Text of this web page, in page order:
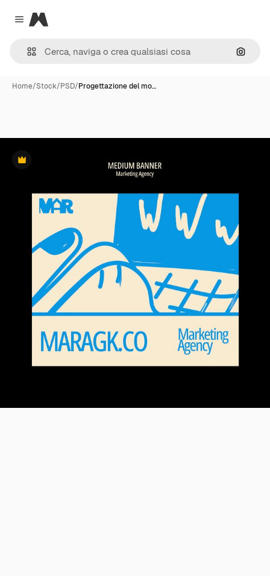
Close menu
Magnific
Cerca
Home/Stock/PSD/Progettazione del mo…
Premium